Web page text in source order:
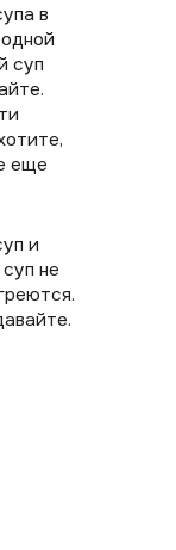
в
суп
еще
и
не